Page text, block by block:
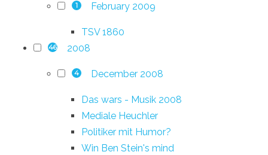
1 February 2009
TSV 1860
46 2008
4 December 2008
Das wars - Musik 2008
Mediale Heuchler
Politiker mit Humor?
Win Ben Stein's mind